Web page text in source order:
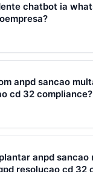
e pós-venda em
+ CRM + IA
chatbot ia
anpd sancao multa
R$ 197/mês com 7
anpd sancao
cd 32 compliance?
follow-up)
anpd sancao
resolucao cd 32